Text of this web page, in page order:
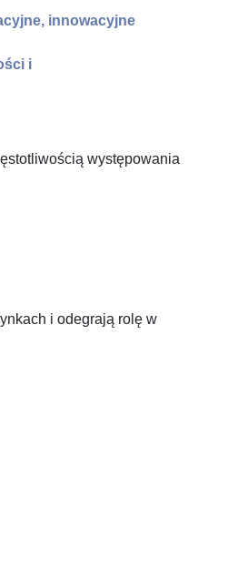
innowacyjne
i
występowania
i odegrają rolę w